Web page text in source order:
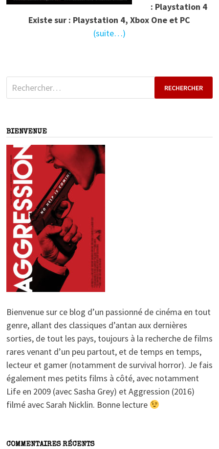
: Playstation 4
Existe sur : Playstation 4, Xbox One et PC
(suite…)
Rechercher :
BIENVENUE
Bienvenue sur ce blog d’un passionné de cinéma en tout
genre, allant des classiques d’antan aux dernières
sorties, de tout les pays, toujours à la recherche de films
rares venant d’un peu partout, et de temps en temps,
lecteur et gamer (notamment de survival horror). Je fais
également mes petits films à côté, avec notamment
Life en 2009 (avec Sasha Grey) et Aggression (2016)
filmé avec Sarah Nicklin. Bonne lecture
COMMENTAIRES RÉCENTS